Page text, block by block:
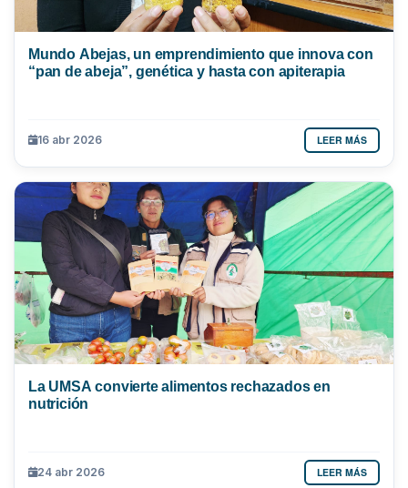
Mundo Abejas, un emprendimiento que innova con
“pan de abeja”, genética y hasta con apiterapia
16 abr 2026 LEER MÁS
La UMSA convierte alimentos rechazados en
nutrición
24 abr 2026 LEER MÁS